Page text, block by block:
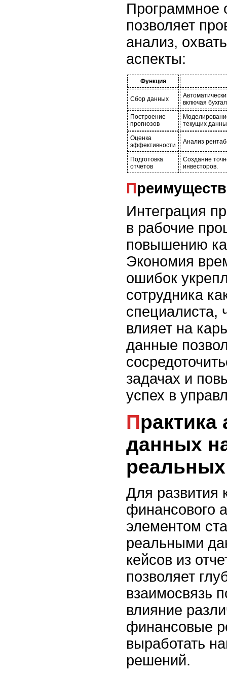
Программное
позволяет
анализ,
аспекты:
Функция
Сбор данных
включая
Построение
прогнозов
текущих
Оценка
эффективности
Анализ
Подготовка
отчетов
Создание
инвесторов.
Интеграция
в рабочие
повышению
Экономия
ошибок
сотрудника
специалиста,
влияет на
данные
задачах и
успех в
Практика анализа
данных
Для развития
финансового
элементом
реальными
кейсов из
позволяет
взаимосвязь
влияние
финансовые
выработать
решений.